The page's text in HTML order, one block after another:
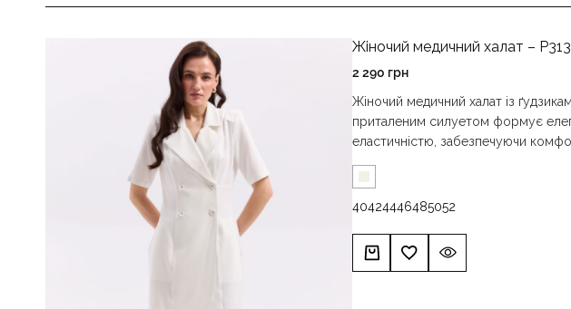
Жіночий медичний халат – P313
2 290 грн
Жіночий медичний халат із
приталеним силуетом формує
еластичністю, забезпечуючи
40424446485052